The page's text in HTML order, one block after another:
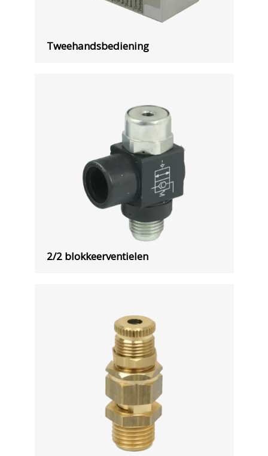
Tweehandsbediening
2/2 blokkeerventielen